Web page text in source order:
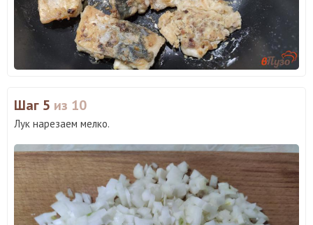
Шаг 5 из 10
Лук нарезаем мелко.